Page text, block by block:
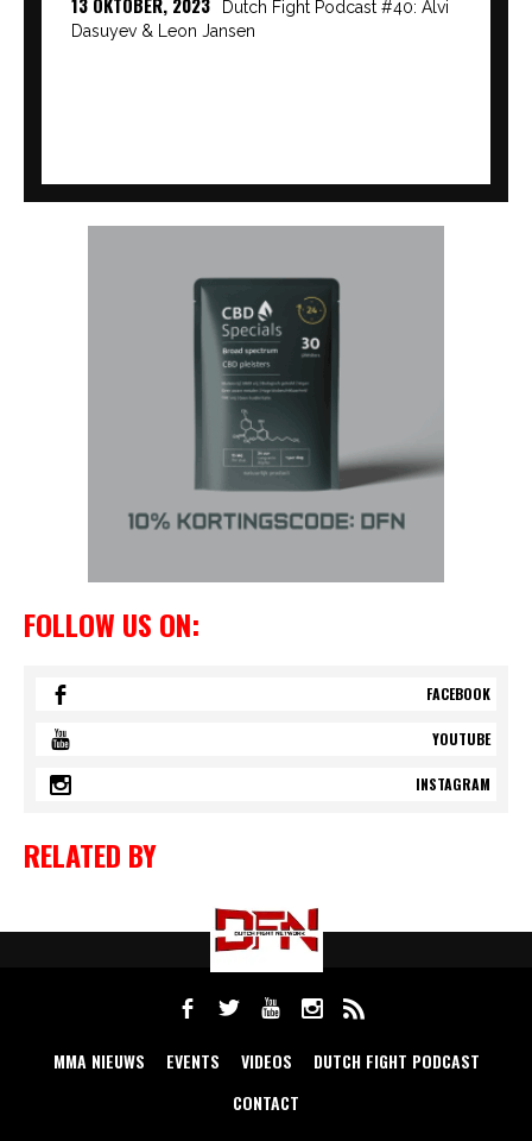
Dutch Fight Podcast #40: Alvi
Dasuyev & Leon Jansen
FOLLOW US ON:
FACEBOOK
YOUTUBE
INSTAGRAM
RELATED BY
MMA NIEUWS EVENTS VIDEOS
DUTCH FIGHT PODCAST
CONTACT